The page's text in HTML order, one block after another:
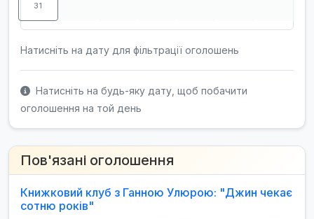
31
Натисніть на дату для фільтрації оголошень
Натисніть на будь-яку дату, щоб побачити
оголошення на той день
Пов'язані оголошення
Книжковий клуб з Ганною Улюрою: "Джин чекає
сотню років"